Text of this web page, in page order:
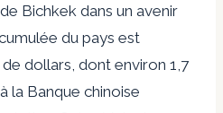
Bichkek dans un avenir
du pays est
dollars, dont environ 1,7
la Banque chinoise